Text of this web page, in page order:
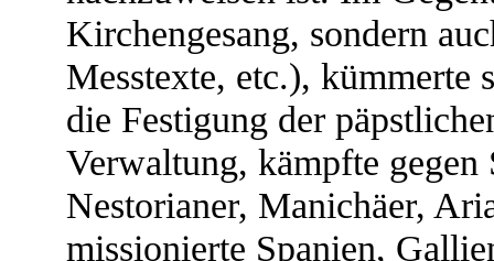
Kirchengesang, sondern
Messtexte, etc.), kümmerte
die Festigung der
Verwaltung, kämpfte
Nestorianer, Manichäer,
missionierte Spanien,